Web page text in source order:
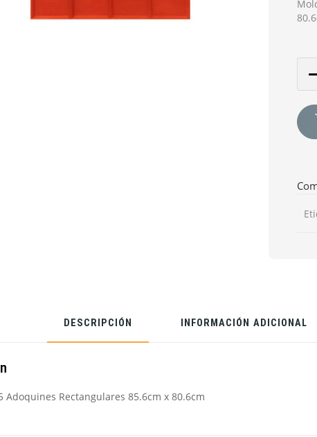
MT-
75
DESCRIPCIÓN INFORMACIÓN ADICIONAL
Adoquines Rectangulares 85.6cm x 80.6cm